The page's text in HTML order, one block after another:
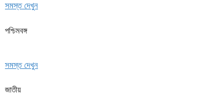
সমস্ত দেখুন
পশ্চিমবঙ্গ
সমস্ত দেখুন
জাতীয়